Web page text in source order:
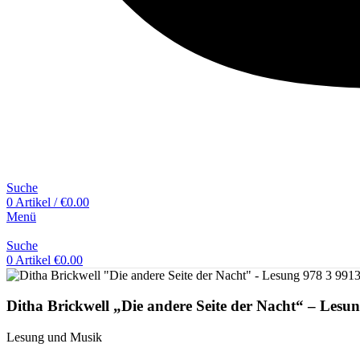
Suche
0 Artikel / €0.00
Menü
Suche
0 Artikel €0.00
Ditha Brickwell „Die andere Seite der Nacht“ –
Lesung und Musik